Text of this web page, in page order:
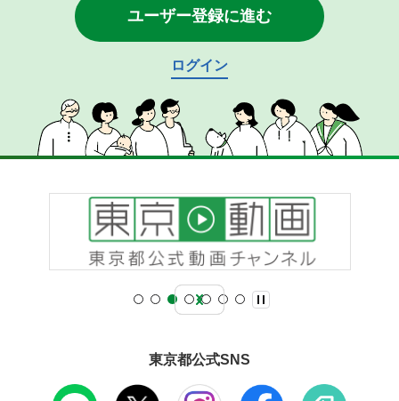
ユーザー登録に進む
ログイン
東京都公式SNS